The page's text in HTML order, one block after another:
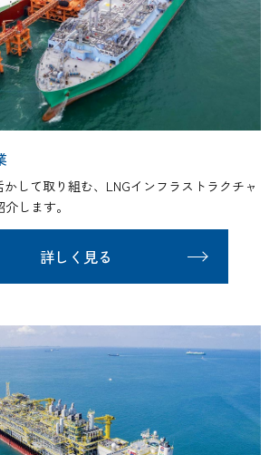
して取り組む、LNGインフラストラクチャ
します。
詳しく見る